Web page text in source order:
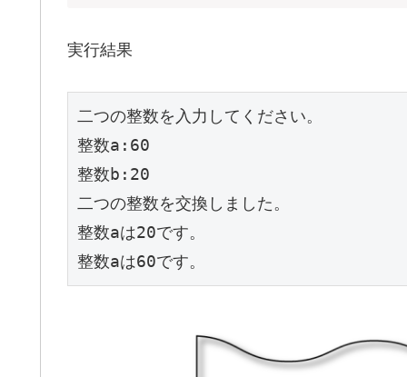
実行結果
二つの整数を入力してください。
整数a:60
整数b:20
二つの整数を交換しました。
整数aは20です。
整数aは60です。